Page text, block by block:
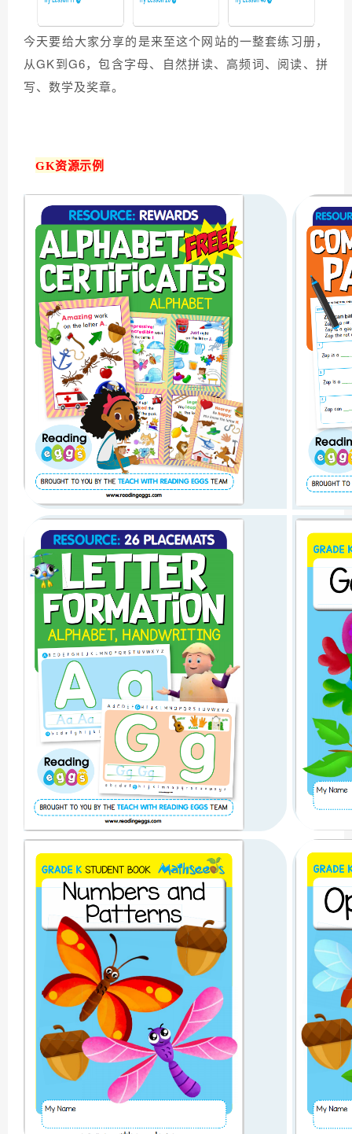
今天要给大家分享的是来至这个网站的一整套练习册，
从GK到G6，包含字母、自然拼读、高频词、阅读、拼
写、数学及奖章。
GK资源示例